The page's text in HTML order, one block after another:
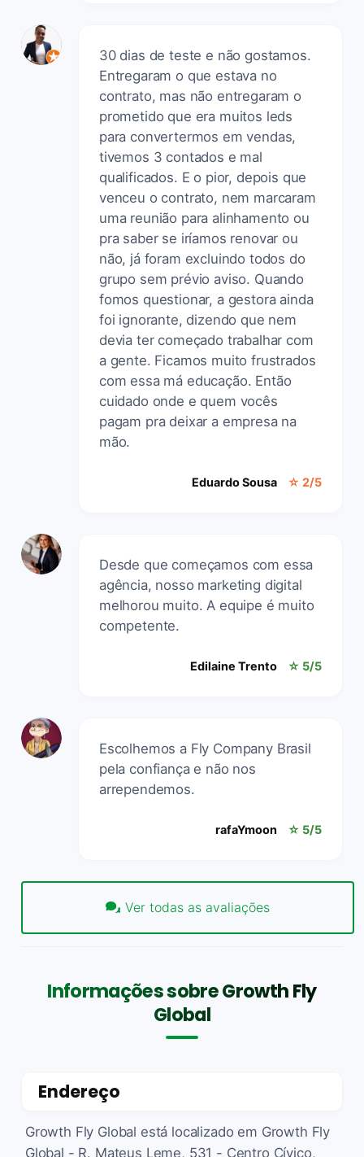
30 dias de teste e não gostamos.
Entregaram o que estava no
contrato, mas não entregaram o
prometido que era muitos leds
para convertermos em vendas,
tivemos 3 contados e mal
qualificados. E o pior, depois que
venceu o contrato, nem marcaram
uma reunião para alinhamento ou
pra saber se iríamos renovar ou
não, já foram excluindo todos do
grupo sem prévio aviso. Quando
fomos questionar, a gestora ainda
foi ignorante, dizendo que nem
devia ter começado trabalhar com
a gente. Ficamos muito frustrados
com essa má educação. Então
cuidado onde e quem vocês
pagam pra deixar a empresa na
mão.
Eduardo Sousa ☆ 2/5
Desde que começamos com essa
agência, nosso marketing digital
melhorou muito. A equipe é muito
competente.
Edilaine Trento ☆ 5/5
Escolhemos a Fly Company Brasil
pela confiança e não nos
arrependemos.
rafaYmoon ☆ 5/5
Ver todas as avaliações
Informações sobre Growth Fly
Global
Endereço
Growth Fly Global está localizado em Growth Fly
Global - R. Mateus Leme, 531 - Centro Cívico,